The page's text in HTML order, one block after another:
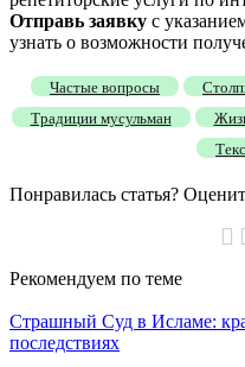
Отправь заявку с
узнать о возможности
Частые вопросы
Традиции мусульман
Понравилась статья?
Рекомендуем по теме
Страшный Суд в Исламе:
последствиях